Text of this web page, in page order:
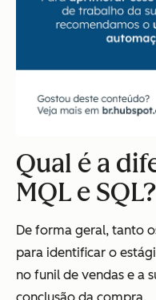
Qual é a
MQL e SQL?
De forma geral, tanto
para identificar o
no funil de vendas e a